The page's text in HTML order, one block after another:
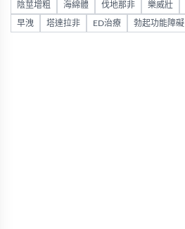
陰莖增粗 海綿體 伐地那非 樂威壯
早洩 塔達拉非 ED治療 勃起功能障礙